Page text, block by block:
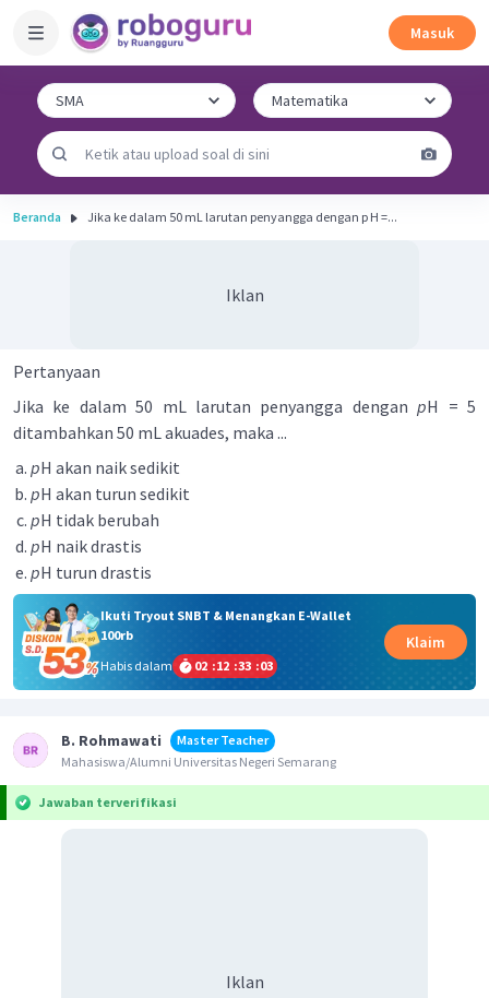
Masuk
Beranda Jika ke dalam 50 mL larutan penyangga dengan p H =...
Iklan
Pertanyaan
Jika ke dalam 50 mL larutan penyangga denganpH = 5
ditambahkan 50 mL akuades, maka ...
pH akan naik sedikit
pH akan turun sedikit
pH tidak berubah
pH naik drastis
pH turun drastis
Ikuti Tryout SNBT & Menangkan E-Wallet
100rb
Habis dalam
02 :12 :33 :03
Klaim
B. Rohmawati
Master Teacher
Mahasiswa/Alumni Universitas Negeri Semarang
Jawaban terverifikasi
Iklan